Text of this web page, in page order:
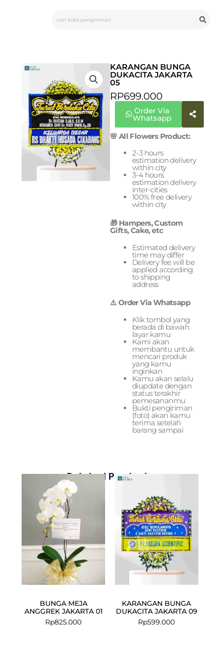
KARANGAN BUNGA
DUKACITA JAKARTA
05
RP699.000
Order Via
Whatsapp
🌸 All Flowers Product:
2-3 hours
estimation delivery
within city
3-4 hours
estimation delivery
inter-cities
100% free delivery
within city
🎁 Hampers, Custom
Gifts, Cake, etc
Estimated delivery
time may differ
Delivery fee will be
applied according
to shipping
address
⚠️ Order Via Whatsapp
Klik tombol yang
berada di bawah
layar kamu
Kami akan
membantu untuk
mencari produk
yang kamu
inginkan
Kamu akan selalu
diupdate dengan
status terakhir
pemesananmu
Bukti pengiriman
(foto) akan kamu
terima setelah
barang sampai
Related Products
BUNGA MEJA
ANGGREK JAKARTA 01
Rp825.000
KARANGAN BUNGA
DUKACITA JAKARTA 09
Rp599.000